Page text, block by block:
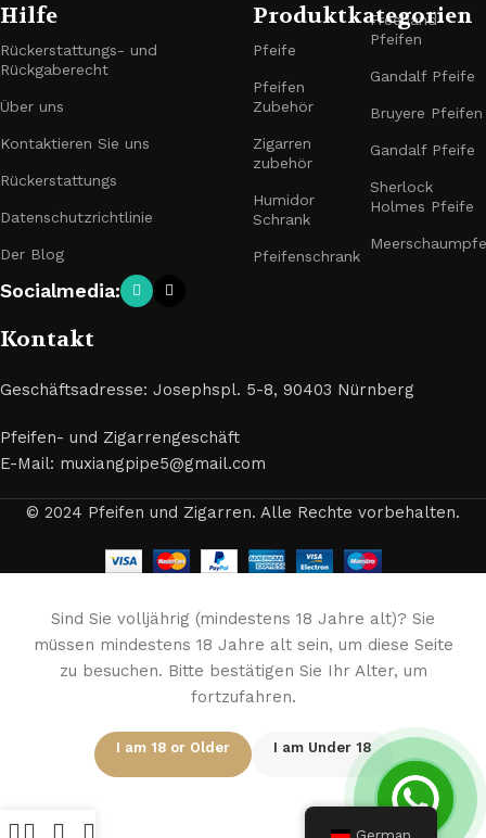
Hilfe
Rückerstattungs- und
Rückgaberecht
Über uns
Kontaktieren Sie uns
Rückerstattungs
Datenschutzrichtlinie
Der Blog
Produktkategorien
Pfeife
Pfeifen
Zubehör
Zigarren
zubehör
Humidor
Schrank
Pfeifenschrank
Freehand-
Pfeifen
Gandalf Pfeife
Bruyere Pfeifen
Gandalf Pfeife
Sherlock
Holmes Pfeife
Socialmedia:
Kontakt
Geschäftsadresse: Josephspl. 5-8, 90403 Nürnberg
Pfeifen- und Zigarrengeschäft
E-Mail: muxiangpipe5@gmail.com
© 2024 Pfeifen und Zigarren. Alle Rechte vorbehalten.
Sind Sie volljährig (mindestens 18 Jahre alt)? Sie
müssen mindestens 18 Jahre alt sein, um diese Seite
zu besuchen. Bitte bestätigen Sie Ihr Alter, um
fortzufahren.
I am 18 or Older I am Under 18